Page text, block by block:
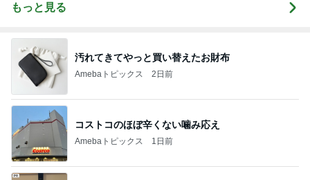
もっと見る
汚れてきてやっと買い替えたお財布
Amebaトピックス 2日前
コストコのほぼ辛くない噛み応え
Amebaトピックス 1日前